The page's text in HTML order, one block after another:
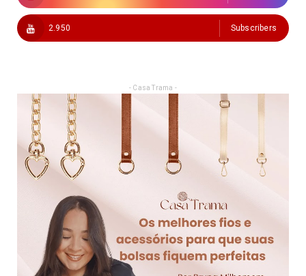
2.950 Subscribers
- Casa Trama -